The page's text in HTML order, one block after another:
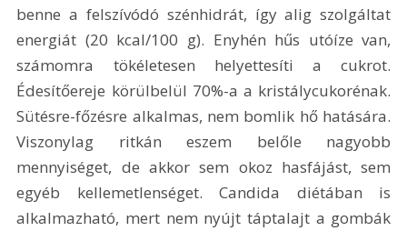
benne a felszívódó szénhidrát, így alig szolgáltat
energiát (20 kcal/100 g). Enyhén hűs utóíze van,
számomra tökéletesen helyettesíti a cukrot.
Édesítőereje körülbelül 70%-a a kristálycukorénak.
Sütésre-főzésre alkalmas, nem bomlik hő hatására.
Viszonylag ritkán eszem belőle nagyobb
mennyiséget, de akkor sem okoz hasfájást, sem
egyéb kellemetlenséget. Candida diétában is
alkalmazható, mert nem nyújt táptalajt a gombák